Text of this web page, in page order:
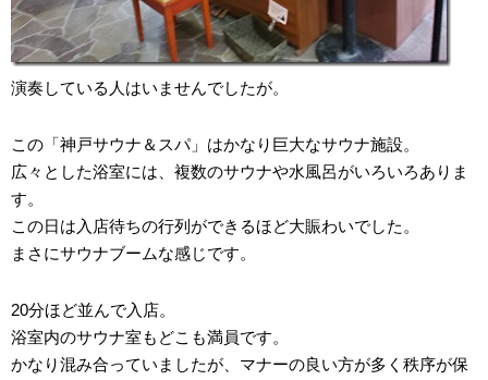
演奏している人はいませんでしたが。
この「神戸サウナ＆スパ」はかなり巨大なサウナ施設。
広々とした浴室には、複数のサウナや水風呂がいろいろありま
す。
この日は入店待ちの行列ができるほど大賑わいでした。
まさにサウナブームな感じです。
20分ほど並んで入店。
浴室内のサウナ室もどこも満員です。
かなり混み合っていましたが、マナーの良い方が多く秩序が保